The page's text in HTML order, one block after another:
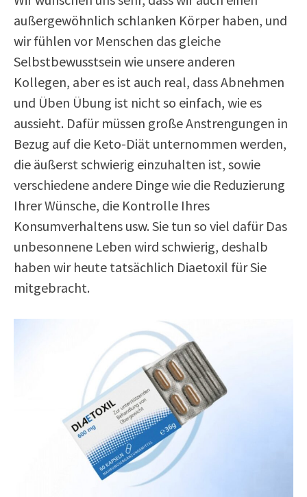
außergewöhnlich schlanken Körper haben, und
wir fühlen vor Menschen das gleiche
Selbstbewusstsein wie unsere anderen
Kollegen, aber es ist auch real, dass Abnehmen
und Üben Übung ist nicht so einfach, wie es
aussieht. Dafür müssen große Anstrengungen in
Bezug auf die Keto-Diät unternommen werden,
die äußerst schwierig einzuhalten ist, sowie
verschiedene andere Dinge wie die Reduzierung
Ihrer Wünsche, die Kontrolle Ihres
Konsumverhaltens usw. Sie tun so viel dafür Das
unbesonnene Leben wird schwierig, deshalb
haben wir heute tatsächlich Diaetoxil für Sie
mitgebracht.